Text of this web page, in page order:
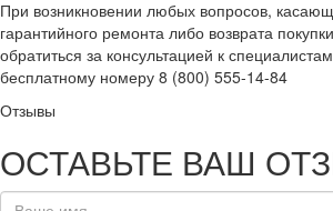
При возникновении любых вопросов,
гарантийного ремонта либо возврата
обратиться за консультацией к
бесплатному номеру 8 (800) 555-14-84
Отзывы
ОСТАВЬТЕ ВАШ